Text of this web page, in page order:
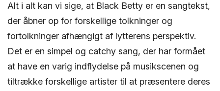
Alt i alt kan vi sige, at Black Betty er en sangtekst,
der åbner op for forskellige tolkninger og
fortolkninger afhængigt af lytterens perspektiv.
Det er en simpel og catchy sang, der har formået
at have en varig indflydelse på musikscenen og
tiltrække forskellige artister til at præsentere deres